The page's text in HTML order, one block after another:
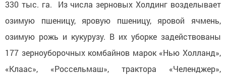
330 тыс. га. Из числа зерновых Холдинг возделывает
озимую пшеницу, яровую пшеницу, яровой ячмень,
озимую рожь и кукурузу. В их уборке задействованы
177 зерноуборочных комбайнов марок «Нью Холланд»,
«Клаас», «Россельмаш», трактора «Челенджер»,